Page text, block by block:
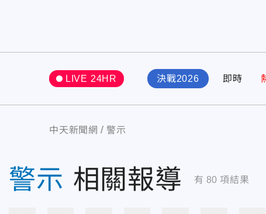
LIVE 24HR 決戰2026 即時
中天新聞網 警示
警示 相關報導 有 80 項結果